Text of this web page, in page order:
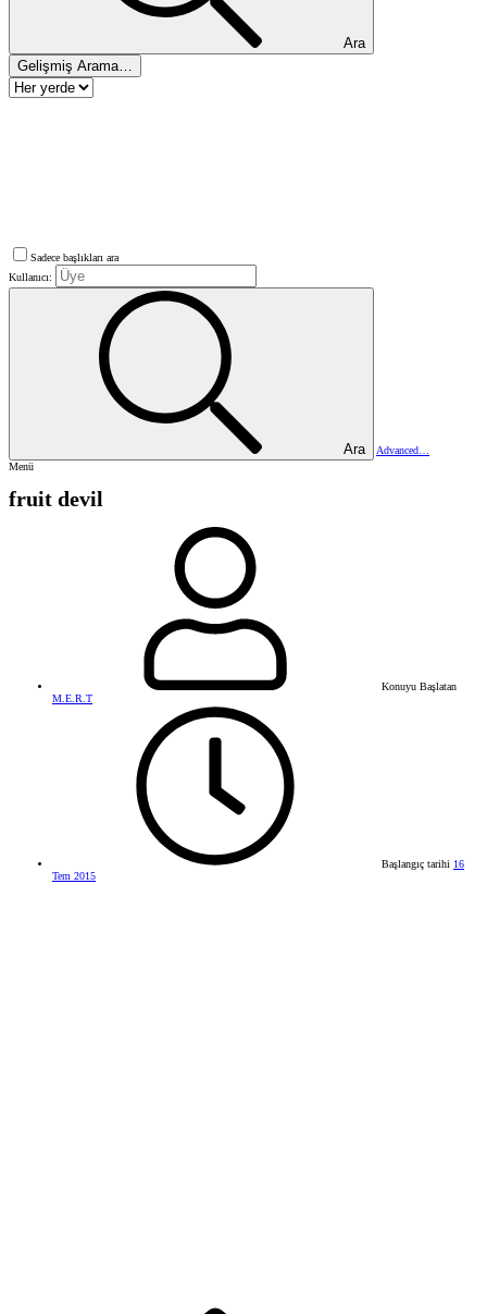
Ara
Gelişmiş Arama…
Sadece başlıkları ara
Kullanıcı:
Ara
Advanced…
Menü
fruit devil
Konuyu Başlatan
M.E.R.T
Başlangıç tarihi 16
Tem 2015